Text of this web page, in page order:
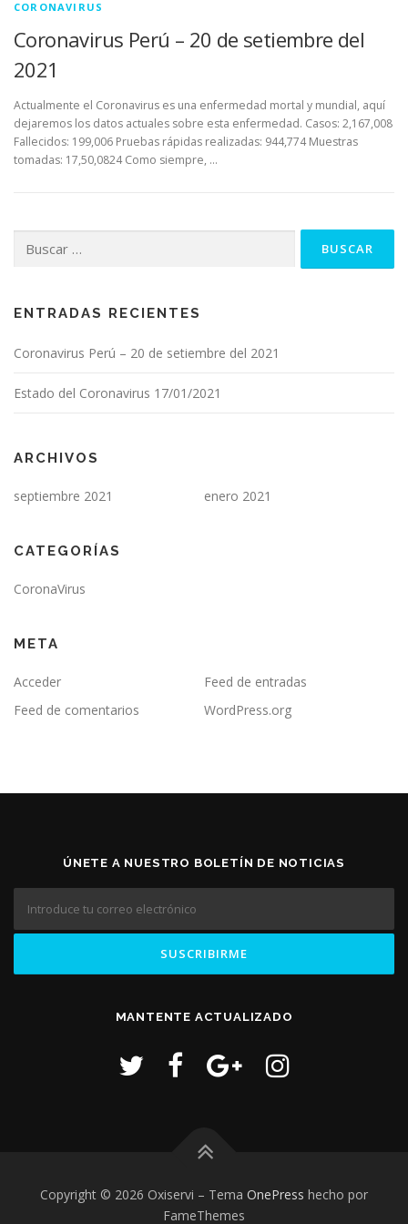
CORONAVIRUS
Coronavirus Perú – 20 de setiembre del
2021
Actualmente el Coronavirus es una enfermedad mortal y mundial, aquí
dejaremos los datos actuales sobre esta enfermedad. Casos: 2,167,008
Fallecidos: 199,006 Pruebas rápidas realizadas: 944,774 Muestras
tomadas: 17,50,0824 Como siempre, …
ENTRADAS RECIENTES
Coronavirus Perú – 20 de setiembre del 2021
Estado del Coronavirus 17/01/2021
ARCHIVOS
septiembre 2021 enero 2021
CATEGORÍAS
CoronaVirus
META
Acceder
Feed de entradas
Feed de comentarios
WordPress.org
ÚNETE A NUESTRO BOLETÍN DE NOTICIAS
MANTENTE ACTUALIZADO
Copyright © 2026 Oxiservi – Tema OnePress hecho por
FameThemes